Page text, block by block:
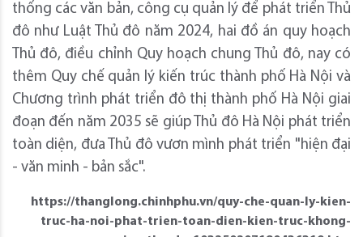
thống các văn bản, công cụ quản lý để phát triển Thủ
đô như Luật Thủ đô năm 2024, hai đồ án quy hoạch
Thủ đô, điều chỉnh Quy hoạch chung Thủ đô, nay có
thêm Quy chế quản lý kiến trúc thành phố Hà Nội và
Chương trình phát triển đô thị thành phố Hà Nội giai
đoạn đến năm 2035 sẽ giúp Thủ đô Hà Nội phát triển
toàn diện, đưa Thủ đô vươn mình phát triển "hiện đại
- văn minh - bản sắc".
https://thanglong.chinhphu.vn/quy-che-quan-ly-kien-
truc-ha-noi-phat-trien-toan-dien-kien-truc-khong-